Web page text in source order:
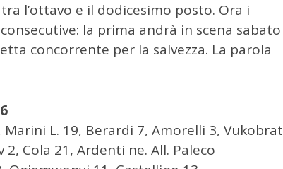
l’ottavo e il dodicesimo posto. Ora i
la prima andrà in scena sabato
concorrente per la salvezza. La parola
L. 19, Berardi 7, Amorelli 3, Vukobrat
Cola 21, Ardenti ne. All. Paleco